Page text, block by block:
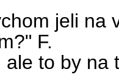
jeli na
F.
to by